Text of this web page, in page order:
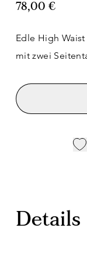
78,00 €
Edle High
mit zwei
Details